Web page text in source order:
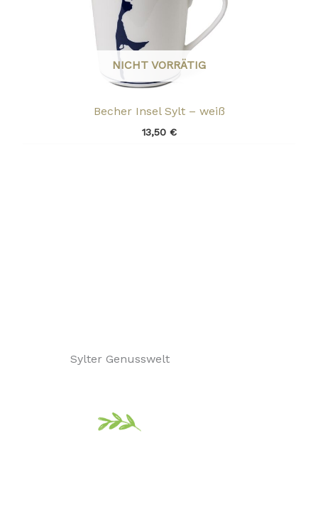
NICHT VORRÄTIG
Becher Insel Sylt – weiß
13,50 €
Sylter Genusswelt